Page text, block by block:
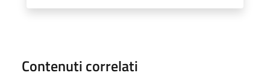
Contenuti correlati